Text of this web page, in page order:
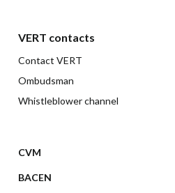
VERT contacts
Contact VERT
Ombudsman
Whistleblower channel
CVM
BACEN